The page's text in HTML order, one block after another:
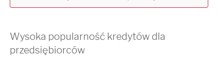
Wysoka popularność kredytów dla
przedsiębiorców